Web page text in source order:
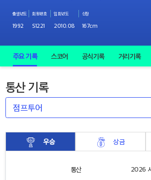
출생년도
1992
회원번호
S1221
입회년도
2010.08
신장
167cm
주요 기록 스코어 공식기록 거리기록
통산 기록
우승 상금
통산 2026